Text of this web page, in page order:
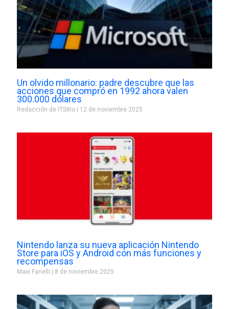
Un olvido millonario: padre descubre que las
acciones que compró en 1992 ahora valen
300.000 dólares
Redacción de ITSitio 12 de noviembre 2025
Nintendo lanza su nueva aplicación Nintendo
Store para iOS y Android con más funciones y
recompensas
Maxi Fanelli 8 de noviembre 2025